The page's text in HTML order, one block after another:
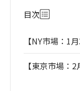
目次
【NY市場：1月
【東京市場：2